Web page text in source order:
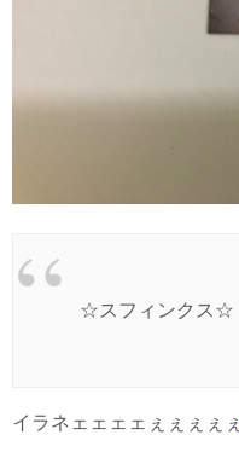
☆スフィンクス☆
イラネェェェェぇぇぇぇぇ